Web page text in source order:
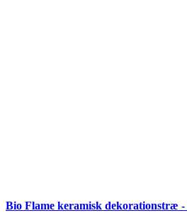
Bio Flame keramisk dekorationstræ -